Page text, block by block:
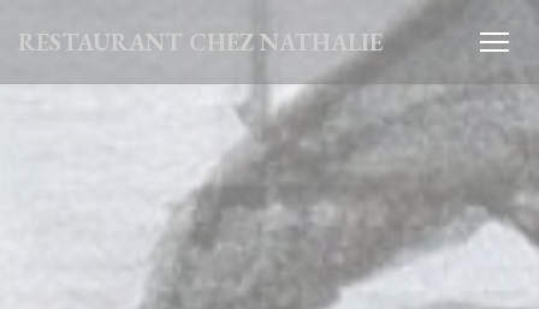
RESTAURANT CHEZ NATHALIE